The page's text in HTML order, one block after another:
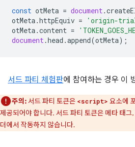
const otMeta = document.
otMeta.httpEquiv = 'origin-
otMeta.content =
document.head .append(otMeta);
서드 파티 체험판에 참여하는 경우 이
주의: 서드 파티 토큰은 <script> 요소에
제공되어야 합니다. 서드 파티 토큰은 메타 태그
더에서 작동하지 않습니다.